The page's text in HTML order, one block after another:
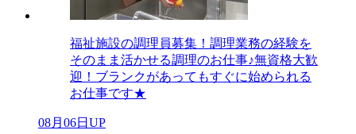
福祉施設の調理員募集！調理業務の経験を
そのまま活かせる調理のお仕事♪無資格大歓
迎！ブランクがあってもすぐに始められる
お仕事です★
08月06日UP